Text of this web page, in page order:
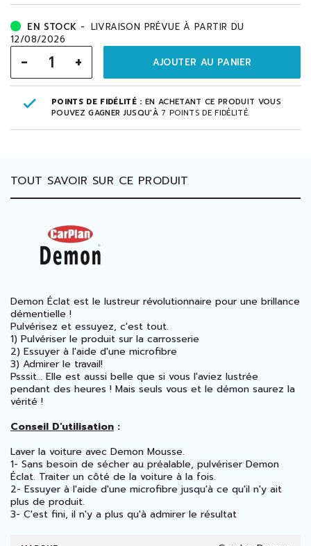
EN STOCK - LIVRAISON PRÉVUE À PARTIR DU
12/08/2026
- + AJOUTER AU PANIER
POINTS DE FIDÉLITÉ : EN ACHETANT CE PRODUIT VOUS
POUVEZ GAGNER JUSQU'À 7 POINTS DE FIDÉLITÉ.
TOUT SAVOIR SUR CE PRODUIT
Demon Éclat est le lustreur révolutionnaire pour une brillance
démentielle !
Pulvérisez et essuyez, c'est tout.
1) Pulvériser le produit sur la carrosserie
2) Essuyer à l'aide d'une microfibre
3) Admirer le travail!
Psssit… Elle est aussi belle que si vous l'aviez lustrée
pendant des heures ! Mais seuls vous et le démon saurez la
vérité !
Conseil D'utilisation :
Laver la voiture avec Demon Mousse.
1- Sans besoin de sécher au préalable, pulvériser Demon
Éclat. Traiter un côté de la voiture à la fois.
2- Essuyer à l'aide d'une microfibre jusqu'à ce qu'il n'y ait
plus de produit.
3- C'est fini, il n'y a plus qu'à admirer le résultat